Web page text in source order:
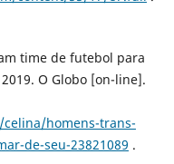
time de futebol para
O Globo [on-line].
homens-trans-
de-seu-23821089 .